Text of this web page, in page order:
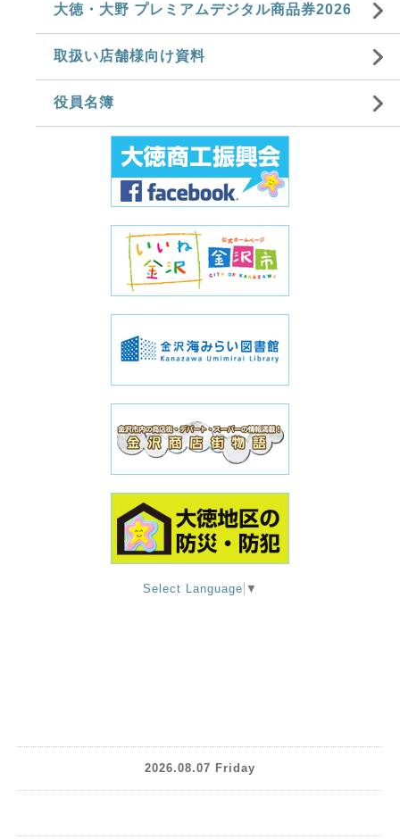
大徳・大野 プレミアムデジタル商品券2026
取扱い店舗様向け資料
役員名簿
Select Language ▼
2026.08.07 Friday